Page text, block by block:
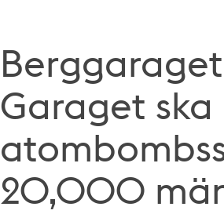
Garaget
20,000